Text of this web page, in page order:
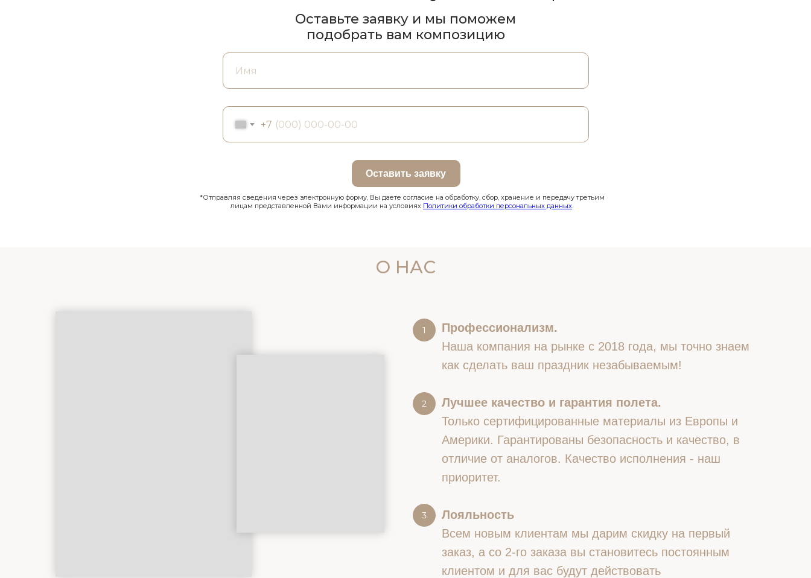
+7
Оставить заявку
Оставьте заявку и мы поможем
подобрать вам композицию
*Отправляя сведения через электронную форму, Вы даете согласие на обработку, сбор, хранение и передачу третьим
лицам представленной Вами информации на условиях Политики обработки персональных данных.
О НАС
Профессионализм.
Наша компания на рынке с 2018 года, мы точно знаем
как сделать ваш праздник незабываемым!
Лучшее качество и гарантия полета.
Только сертифицированные материалы из Европы и
Америки. Гарантированы безопасность и качество, в
отличие от аналогов. Качество исполнения - наш
приоритет.
Лояльность
Всем новым клиентам мы дарим скидку на первый
заказ, а со 2-го заказа вы становитесь постоянным
клиентом и для вас будут действовать